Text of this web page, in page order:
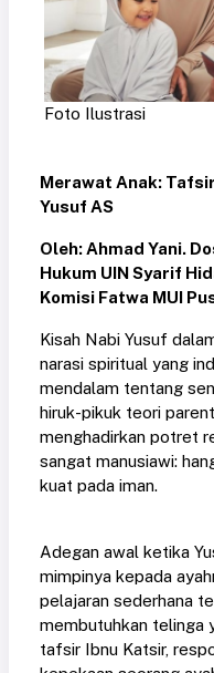
Foto Ilustrasi
Merawat Anak:
Yusuf AS
Oleh: Ahmad Yani.
Hukum UIN Syarif
Komisi Fatwa MUI
Kisah Nabi Yusuf
narasi spiritual yang
mendalam tentang
hiruk-pikuk teori
menghadirkan potret
sangat manusiawi:
kuat pada iman.
Adegan awal ketika
mimpinya kepada
pelajaran sederhana
membutuhkan telinga
tafsir Ibnu Katsir,